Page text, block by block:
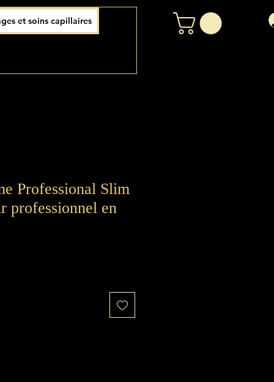
et soins capillaires
Professional Slim
professionnel en